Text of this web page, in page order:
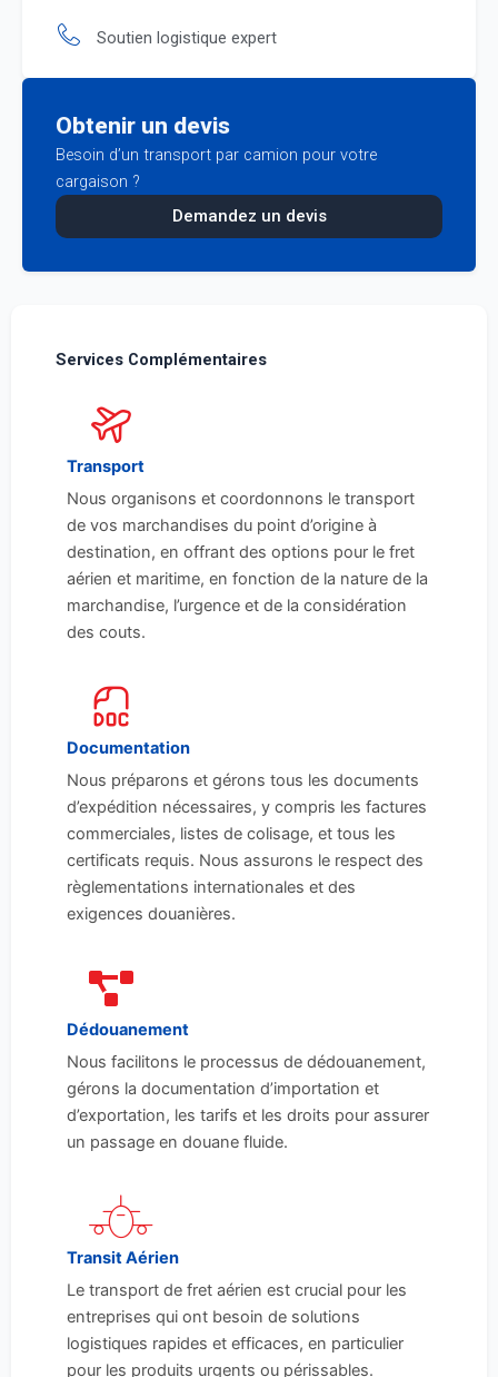
Soutien logistique expert
Obtenir un devis
Besoin d’un transport par camion pour votre
cargaison ?
Demandez un devis
Services Complémentaires
Transport
Nous organisons et coordonnons le transport
de vos marchandises du point d’origine à
destination, en offrant des options pour le fret
aérien et maritime, en fonction de la nature de la
marchandise, l’urgence et de la considération
des couts.
Documentation
Nous préparons et gérons tous les documents
d’expédition nécessaires, y compris les factures
commerciales, listes de colisage, et tous les
certificats requis. Nous assurons le respect des
règlementations internationales et des
exigences douanières.
Dédouanement
Nous facilitons le processus de dédouanement,
gérons la documentation d’importation et
d’exportation, les tarifs et les droits pour assurer
un passage en douane fluide.
Transit Aérien
Le transport de fret aérien est crucial pour les
entreprises qui ont besoin de solutions
logistiques rapides et efficaces, en particulier
pour les produits urgents ou périssables.